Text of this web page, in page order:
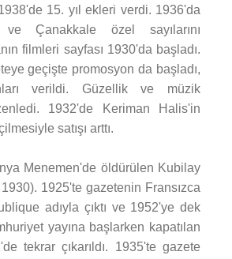
15. yıl ekleri verdi. 1936'da
Çanakkale özel sayılarını
filmleri sayfası 1930'da başladı.
geçişte promosyon da başladı,
verildi. Güzellik ve müzik
1932'de Keriman Halis'in
satışı arttı.
Menemen'de öldürülen Kubilay
1925'te gazetenin Fransızca
adıyla çıktı ve 1952'ye dek
yayına başlarken kapatılan
tekrar çıkarıldı. 1935'te gazete